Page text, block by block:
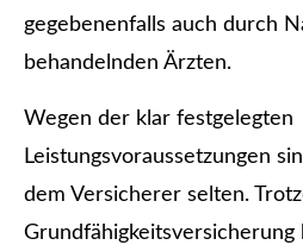
gegebenenfalls auch durch
behandelnden Ärzten.
Wegen der klar festgelegten
Leistungsvoraussetzungen
dem Versicherer selten.